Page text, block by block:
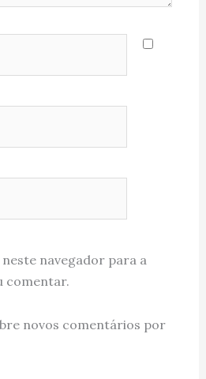
navegador para a
comentar.
novos comentários por